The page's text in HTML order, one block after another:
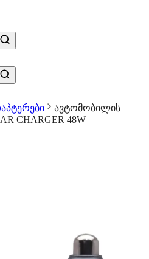
ავტომობილის
CHARGER 48W